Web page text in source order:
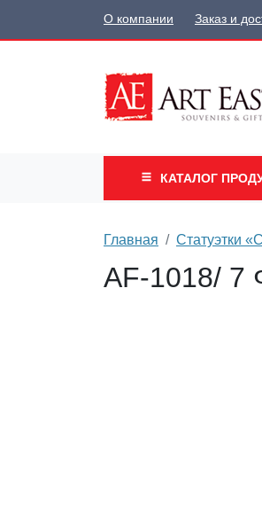
О компании Заказ и
КАТАЛОГ
Главная Статуэтки
AF-1018/ 7